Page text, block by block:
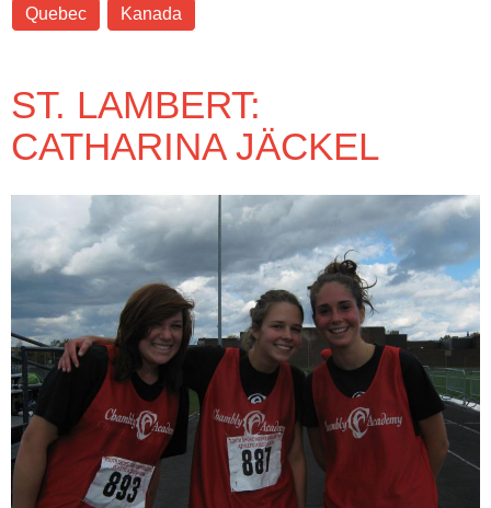
Quebec Kanada
ST. LAMBERT:
CATHARINA JÄCKEL